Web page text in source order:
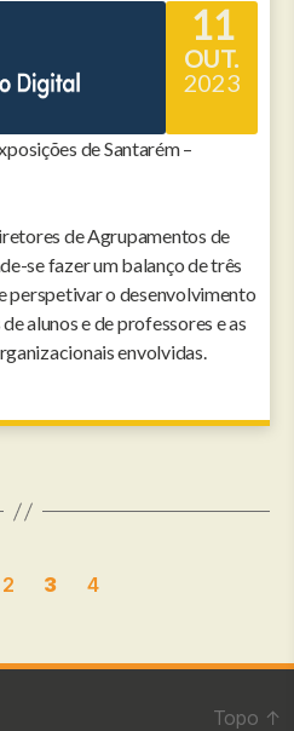
11
OUT.
2023
de Santarém –
de Agrupamentos de
se fazer um balanço de três
perspetivar o desenvolvimento
alunos e de professores e as
envolvidas.
2 3
4
Topo ↑